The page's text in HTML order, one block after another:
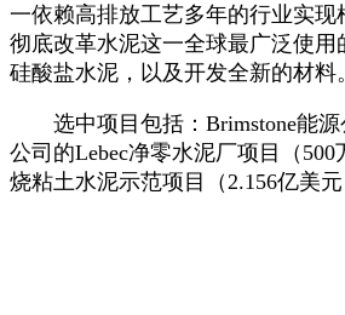
一依赖高排放工艺多年的行业实
彻底改革水泥这一全球最广泛使
硅酸盐水泥，以及开发全新的材料。
选中项目包括：Brimstone能源
公司的Lebec净零水泥厂项目（
烧粘土水泥示范项目（2.156亿美元